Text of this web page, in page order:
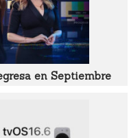
en Septiembre